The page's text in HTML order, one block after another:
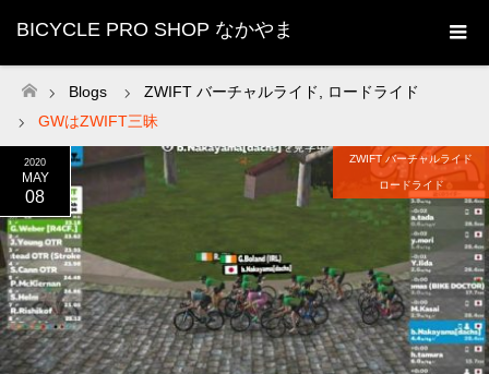
BICYCLE PRO SHOP なかやま
ホーム
Blogs ZWIFT バーチャルライド
ロードライド
GWはZWIFT三昧
2020
MAY
08
ZWIFT バーチャルライド
ロードライド